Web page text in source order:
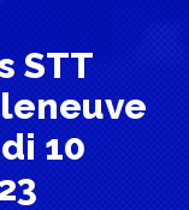
STT
10